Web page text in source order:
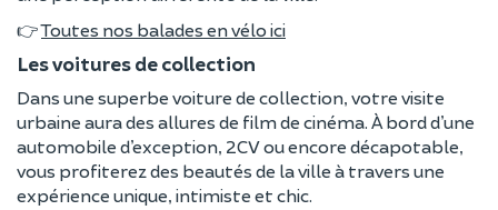
👉Toutes nos balades en vélo ici
Les voitures de collection
Dans une superbe voiture de collection, votre visite
urbaine aura des allures de film de cinéma. À bord d’une
automobile d’exception, 2CV ou encore décapotable,
vous profiterez des beautés de la ville à travers une
expérience unique, intimiste et chic.